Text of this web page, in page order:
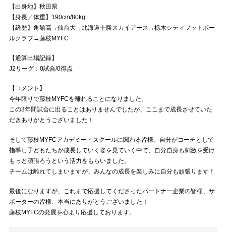
【出身地】秋田県
【身長／体重】190cm/80kg
【経歴】角館高→仙台大→北海道十勝スカイアース→栃木シティフットボー
ルクラブ→藤枝MYFC
【通算出場記録】
J2リーグ：0試合/0得点
【コメント】
今年限りで藤枝MYFCを離れることになりました。
この3年間試合に出ることはありませんでしたが、ここまで成長させていた
だきありがとうございました！
そして藤枝MYFCアカデミー・スクールに関わる皆様、自分がコーチとして
指導し子どもたちが成長していく姿を見ていく中で、自分自身も刺激を受け
もっと頑張ろうという活力をもらいました。
チームは離れてしまいますが、みんなの成長を楽しみに自分も頑張ります！
最後になりますが、これまで応援してくださったパートナー企業の皆様、サ
ポーターの皆様、本当にありがとうございました！
藤枝MYFCの発展を心より応援しております。